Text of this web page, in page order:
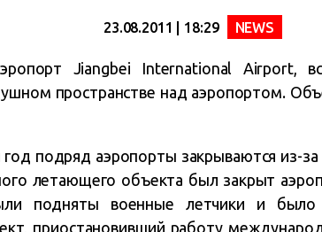
23.08.2011 | 18:29 NEWS
Jiangbei International Airport,
пространстве над аэропортом.
подряд аэропорты закрываются из-
летающего объекта был закрыт
подняты военные летчики и было
приостановивший работу